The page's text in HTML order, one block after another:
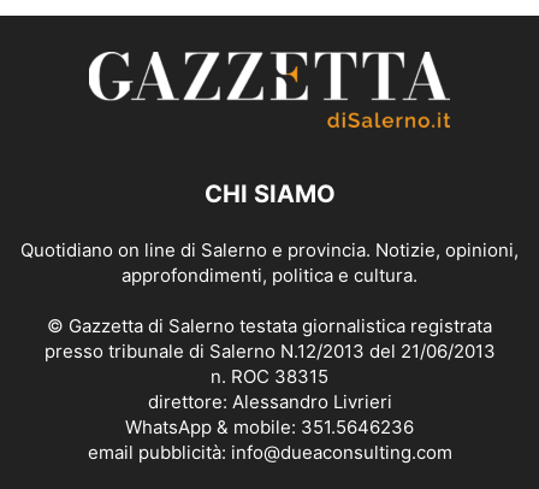
CHI SIAMO
Quotidiano on line di Salerno e provincia. Notizie, opinioni,
approfondimenti, politica e cultura.
© Gazzetta di Salerno testata giornalistica registrata
presso tribunale di Salerno N.12/2013 del 21/06/2013
n. ROC 38315
direttore: Alessandro Livrieri
WhatsApp & mobile: 351.5646236
email pubblicità: info@dueaconsulting.com